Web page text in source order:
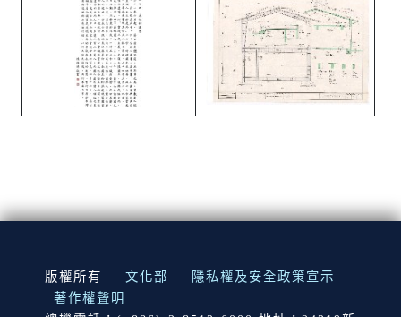
:::
版權所有 文化部
隱私權及安全政策宣示
著作權聲明